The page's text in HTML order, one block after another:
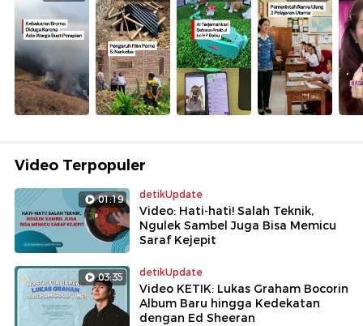
Video Terpopuler
01:19 detikUpdate
Video: Hati-hati! Salah Teknik,
Ngulek Sambel Juga Bisa Memicu
Saraf Kejepit
03:35 detikUpdate
Video KETIK: Lukas Graham Bocorin
Album Baru hingga Kedekatan
dengan Ed Sheeran